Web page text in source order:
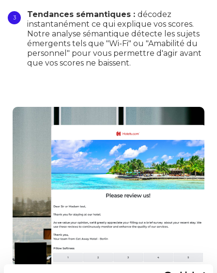
Tendances sémantiques : décodez
instantanément ce qui explique vos scores.
Notre analyse sémantique détecte les sujets
émergents tels que "Wi-Fi" ou "Amabilité du
personnel" pour vous permettre d'agir avant
que vos scores ne baissent.